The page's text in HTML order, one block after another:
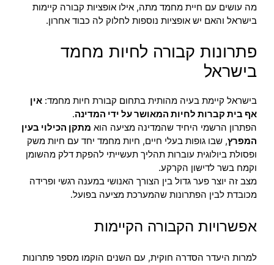
מה עושים עם חיית מחמד מתה, אילו אופציות קבורה קיימות
בישראל והאם יש אופציות נוספות לחלוק לה כבוד אחרון.
פתרונות קבורה לחיות מחמד
בישראל
בישראל קיימת בעיה מהותית בתחום קבורת חיות מחמד: אין
אף בית קברות לחיות המאושר על ידי המדינה.
הפתרון הרשמי היחיד שהמדינה מציעה הוא מתקן הכילוי בעין
המפרץ, שבו גופות בעלי חיים, חיות מחמד יחד עם חיות משק
ופסולת ביולוגית עוברות תהליך תעשייתי להפקת דלק מהשומן
וקמח בשר לדישון הקרקע.
מצב זה יוצר פער גדול בין הצורך האנושי במענה רגשי ופרידה
מכובדת לבין הפתרונות שהמערכת מציעה בפועל.
אפשרויות הקבורה הקיימות
למרות היעדר הסדרה חוקית, עם השנים הוקמו מספר פתרונות